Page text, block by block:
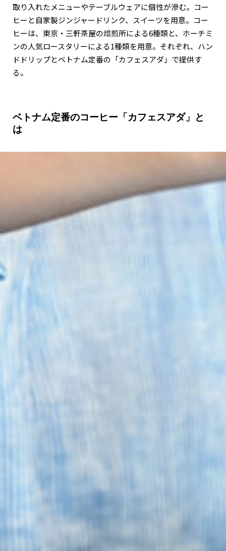
取り入れたメニューやテーブルウェアに個性が滲む。コー
ヒーと自家製ジンジャードリンク、スイーツを用意。コー
ヒーは、東京・三軒茶屋の焙煎所による6種類と、ホーチミ
ンの人気ロースタリーによる1種類を用意。それぞれ、ハン
ドドリップとベトナム定番の「カフェスアダ」で提供す
る。
ベトナム定番のコーヒー「カフェスアダ」と
は